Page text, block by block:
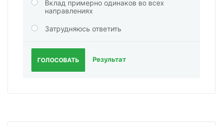
Вклад примерно одинаков во всех
направлениях
Затрудняюсь ответить
ГОЛОСОВАТЬ Результат